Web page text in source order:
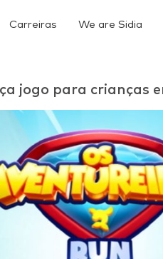
Carreiras We are Sidia
jogo para crianças